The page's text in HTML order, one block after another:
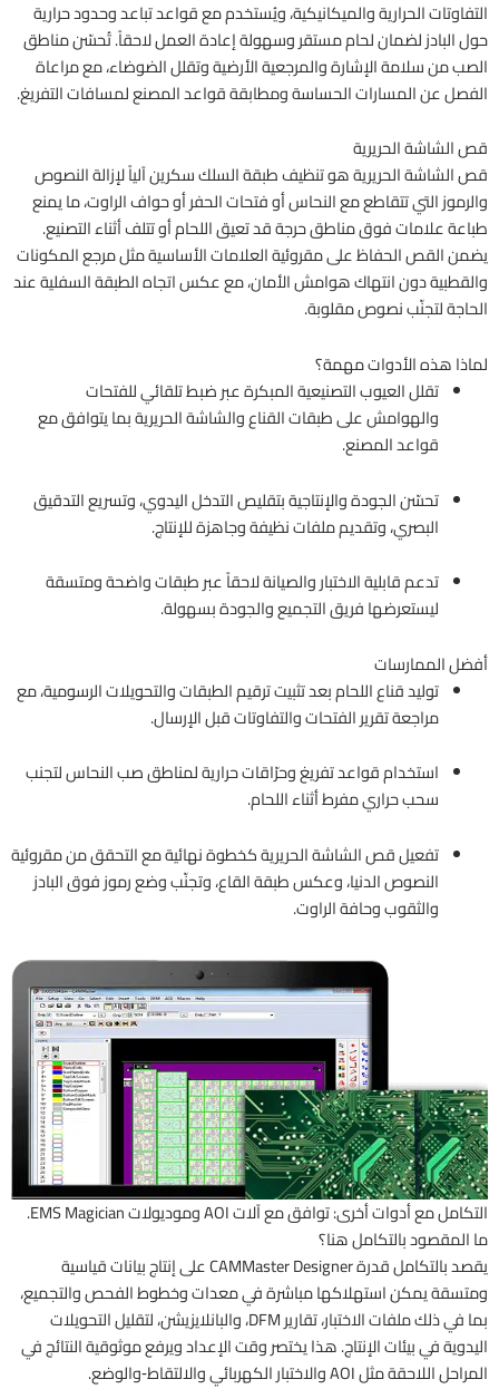
التفاوتات الحرارية والميكانيكية، ويُستخدم مع قواعد تباعد وحدود حرارية
حول البادز لضمان لحام مستقر وسهولة إعادة العمل لاحقاً. تُحسّن مناطق
الصب من سلامة الإشارة والمرجعية الأرضية وتقلل الضوضاء، مع مراعاة
الفصل عن المسارات الحساسة ومطابقة قواعد المصنع لمسافات التفريغ.
قص الشاشة الحريرية
قص الشاشة الحريرية هو تنظيف طبقة السلك سكرين آلياً لإزالة النصوص
والرموز التي تتقاطع مع النحاس أو فتحات الحفر أو حواف الراوت، ما يمنع
طباعة علامات فوق مناطق حرجة قد تعيق اللحام أو تتلف أثناء التصنيع.
يضمن القص الحفاظ على مقروئية العلامات الأساسية مثل مرجع المكونات
والقطبية دون انتهاك هوامش الأمان، مع عكس اتجاه الطبقة السفلية عند
الحاجة لتجنّب نصوص مقلوبة.
لماذا هذه الأدوات مهمة؟
تقلل العيوب التصنيعية المبكرة عبر ضبط تلقائي للفتحات
والهوامش على طبقات القناع والشاشة الحريرية بما يتوافق مع
قواعد المصنع.
تحسّن الجودة والإنتاجية بتقليص التدخل اليدوي، وتسريع التدقيق
البصري، وتقديم ملفات نظيفة وجاهزة للإنتاج.
تدعم قابلية الاختبار والصيانة لاحقاً عبر طبقات واضحة ومتسقة
ليستعرضها فريق التجميع والجودة بسهولة.
أفضل الممارسات
توليد قناع اللحام بعد تثبيت ترقيم الطبقات والتحويلات الرسومية، مع
مراجعة تقرير الفتحات والتفاوتات قبل الإرسال.
استخدام قواعد تفريغ وحرّاقات حرارية لمناطق صب النحاس لتجنب
سحب حراري مفرط أثناء اللحام.
تفعيل قص الشاشة الحريرية كخطوة نهائية مع التحقق من مقروئية
النصوص الدنيا، وعكس طبقة القاع، وتجنّب وضع رموز فوق البادز
والثقوب وحافة الراوت.
التكامل مع أدوات أخرى: توافق مع آلات AOI وموديولات EMS Magician.
ما المقصود بالتكامل هنا؟
يقصد بالتكامل قدرة CAMMaster Designer على إنتاج بيانات قياسية
ومتسقة يمكن استهلاكها مباشرة في معدات وخطوط الفحص والتجميع،
بما في ذلك ملفات الاختبار، تقارير DFM، والبانلايزيشن، لتقليل التحويلات
اليدوية في بيئات الإنتاج. هذا يختصر وقت الإعداد ويرفع موثوقية النتائج في
المراحل اللاحقة مثل AOI والاختبار الكهربائي والالتقاط‑والوضع.